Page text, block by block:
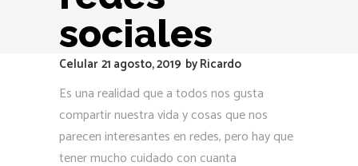
sociales
Celular 21 agosto, 2019 byRicardo
Es una realidad que a todos nos gusta
compartir nuestra vida y cosas que nos
parecen interesantes en redes, pero hay que
tener mucho cuidado con cuanta